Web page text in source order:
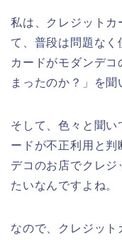
私は、クレジットカ
て、普段は問題なく
カードがモダンデ
まったのか？」を聞
そして、色々と聞い
ードが不正利用と
デコのお店でクレ
たいなんですよね。
なので、クレジット